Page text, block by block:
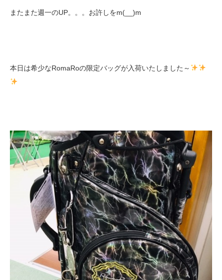
またまた週一のUP。。。お許しをm(__)m
本日は希少なRomaRoの限定バッグが入荷いたしました～